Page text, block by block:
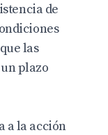
de
las
plazo
a la acción